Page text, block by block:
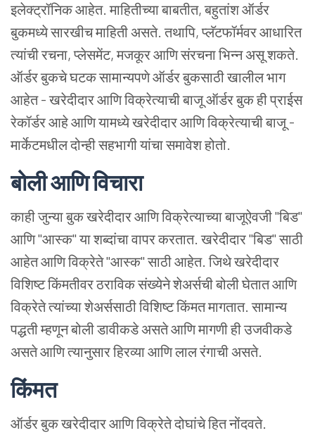
इलेक्ट्रॉनिकआहेत. माहितीच्याबाबतीत, बहुतांशऑर्डर
बुकमध्येसारखीचमाहितीअसते. तथापि, प्लॅटफॉर्मवरआधारित
त्यांचीरचना, प्लेसमेंट, मजकूरआणिसंरचनाभिन्नअसूशकते.
ऑर्डरबुकचेघटकसामान्यपणेऑर्डरबुकसाठीखालीलभाग
आहेत - खरेदीदारआणिविक्रेत्याचीबाजूऑर्डरबुकहीप्राईस
रेकॉर्डरआहेआणियामध्येखरेदीदारआणिविक्रेत्याचीबाजू -
मार्केटमधीलदोन्हीसहभागीयांचासमावेशहोतो.
बोलीआणिविचारा
काहीजुन्याबुकखरेदीदारआणिविक्रेत्याच्याबाजूऐवजी "बिड"
आणि "आस्क" याशब्दांचावापरकरतात. खरेदीदार "बिड" साठी
आहेतआणिविक्रेते "आस्क" साठीआहेत. जिथेखरेदीदार
विशिष्टकिंमतीवरठराविकसंख्येनेशेअर्सचीबोलीघेतातआणि
विक्रेतेत्यांच्याशेअर्ससाठीविशिष्टकिंमतमागतात. सामान्य
पद्धतीम्हणूनबोलीडावीकडेअसतेआणिमागणीहीउजवीकडे
असतेआणित्यानुसारहिरव्याआणिलालरंगाचीअसते.
किंमत
ऑर्डरबुकखरेदीदारआणिविक्रेतेदोघांचेहितनोंदवते.